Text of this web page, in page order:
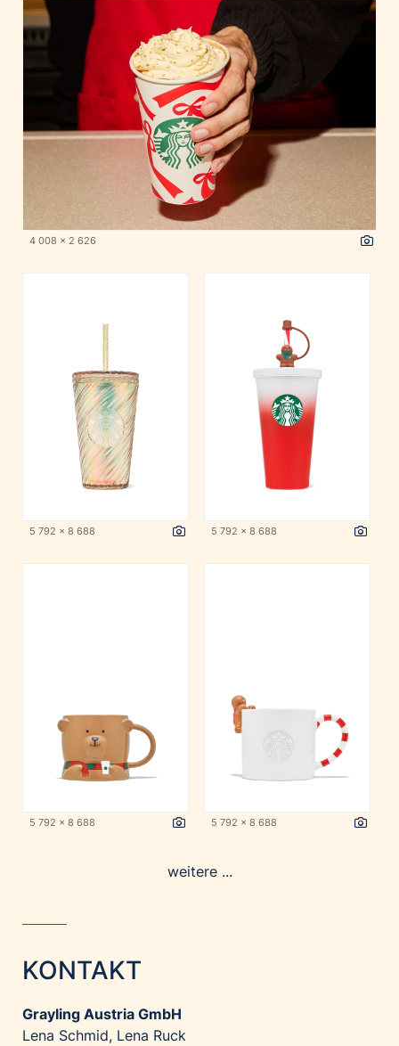
4 008 x 2 626
5 792 x 8 688 5 792 x 8 688
5 792 x 8 688 5 792 x 8 688
weitere ...
KONTAKT
Grayling Austria GmbH
Lena Schmid, Lena Ruck